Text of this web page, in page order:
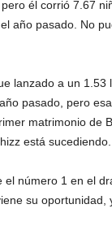
él corrió 7.67
año pasado. No
lanzado a un 1.53
pasado, pero
matrimonio de
está sucediendo.
el número 1 en el
su oportunidad,